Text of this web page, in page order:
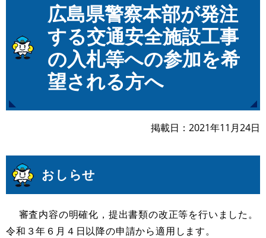
広島県警察本部が発注
する交通安全施設工事
の入札等への参加を希
望される方へ
掲載日 2021年11月24日
おしらせ
審査内容の明確化，提出書類の改正等を行いました。
令和３年６月４日以降の申請から適用します。